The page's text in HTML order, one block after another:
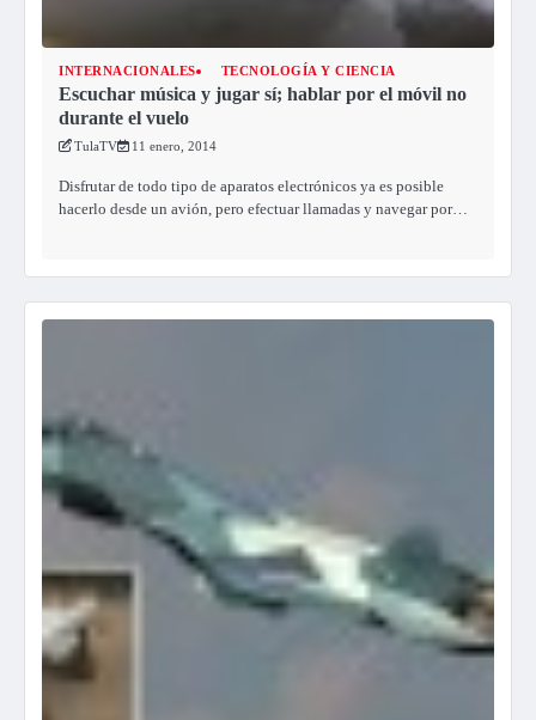
INTERNACIONALES TECNOLOGÍA Y CIENCIA
Escuchar música y jugar sí; hablar por el móvil no
durante el vuelo
TulaTV 11 enero, 2014
Disfrutar de todo tipo de aparatos electrónicos ya es posible
hacerlo desde un avión, pero efectuar llamadas y navegar por…